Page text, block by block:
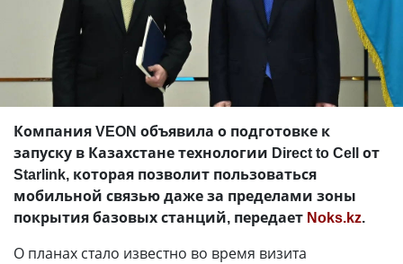
Компания VEON объявила о подготовке к
запуску в Казахстане технологии Direct to Cell от
Starlink, которая позволит пользоваться
мобильной связью даже за пределами зоны
покрытия базовых станций, передает Noks.kz.
О планах стало известно во время визита